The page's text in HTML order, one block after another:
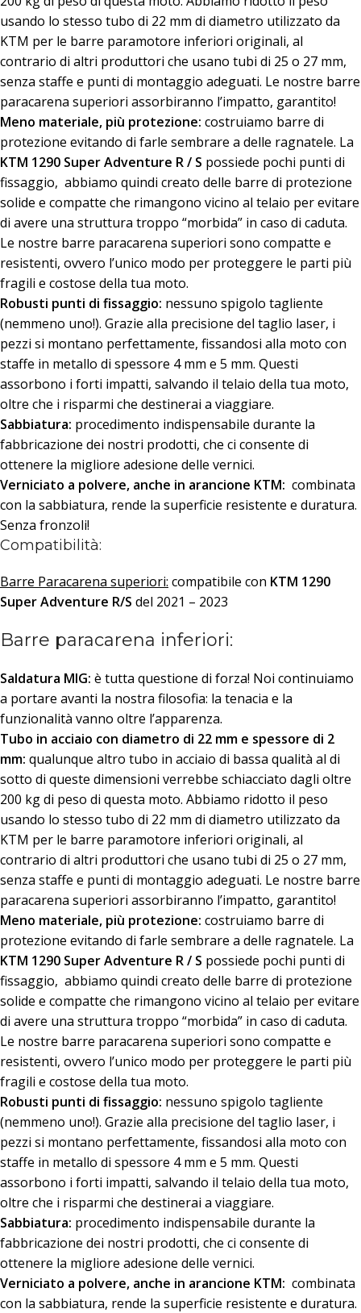
usando lo stesso tubo di 22 mm di diametro utilizzato da
KTM per le barre paramotore inferiori originali, al
contrario di altri produttori che usano tubi di 25 o 27 mm,
senza staffe e punti di montaggio adeguati. Le nostre barre
paracarena superiori assorbiranno l’impatto, garantito!
Meno materiale, più protezione: costruiamo barre di
protezione evitando di farle sembrare a delle ragnatele. La
KTM 1290 Super Adventure R / S possiede pochi punti di
fissaggio, abbiamo quindi creato delle barre di protezione
solide e compatte che rimangono vicino al telaio per evitare
di avere una struttura troppo “morbida” in caso di caduta.
Le nostre barre paracarena superiori sono compatte e
resistenti, ovvero l’unico modo per proteggere le parti più
fragili e costose della tua moto.
Robusti punti di fissaggio: nessuno spigolo tagliente
(nemmeno uno!). Grazie alla precisione del taglio laser, i
pezzi si montano perfettamente, fissandosi alla moto con
staffe in metallo di spessore 4 mm e 5 mm. Questi
assorbono i forti impatti, salvando il telaio della tua moto,
oltre che i risparmi che destinerai a viaggiare.
Sabbiatura: procedimento indispensabile durante la
fabbricazione dei nostri prodotti, che ci consente di
ottenere la migliore adesione delle vernici.
Verniciato a polvere, anche in arancione KTM: combinata
con la sabbiatura, rende la superficie resistente e duratura.
Senza fronzoli!
Compatibilità:
Barre Paracarena superiori: compatibile con KTM 1290
Super Adventure R/S del 2021 – 2023
Barre paracarena inferiori:
Saldatura MIG: è tutta questione di forza! Noi continuiamo
a portare avanti la nostra filosofia: la tenacia e la
funzionalità vanno oltre l’apparenza.
Tubo in acciaio con diametro di 22 mm e spessore di 2
mm: qualunque altro tubo in acciaio di bassa qualità al di
sotto di queste dimensioni verrebbe schiacciato dagli oltre
200 kg di peso di questa moto. Abbiamo ridotto il peso
usando lo stesso tubo di 22 mm di diametro utilizzato da
KTM per le barre paramotore inferiori originali, al
contrario di altri produttori che usano tubi di 25 o 27 mm,
senza staffe e punti di montaggio adeguati. Le nostre barre
paracarena superiori assorbiranno l’impatto, garantito!
Meno materiale, più protezione: costruiamo barre di
protezione evitando di farle sembrare a delle ragnatele. La
KTM 1290 Super Adventure R / S possiede pochi punti di
fissaggio, abbiamo quindi creato delle barre di protezione
solide e compatte che rimangono vicino al telaio per evitare
di avere una struttura troppo “morbida” in caso di caduta.
Le nostre barre paracarena superiori sono compatte e
resistenti, ovvero l’unico modo per proteggere le parti più
fragili e costose della tua moto.
Robusti punti di fissaggio: nessuno spigolo tagliente
(nemmeno uno!). Grazie alla precisione del taglio laser, i
pezzi si montano perfettamente, fissandosi alla moto con
staffe in metallo di spessore 4 mm e 5 mm. Questi
assorbono i forti impatti, salvando il telaio della tua moto,
oltre che i risparmi che destinerai a viaggiare.
Sabbiatura: procedimento indispensabile durante la
fabbricazione dei nostri prodotti, che ci consente di
ottenere la migliore adesione delle vernici.
Verniciato a polvere, anche in arancione KTM: combinata
con la sabbiatura, rende la superficie resistente e duratura.